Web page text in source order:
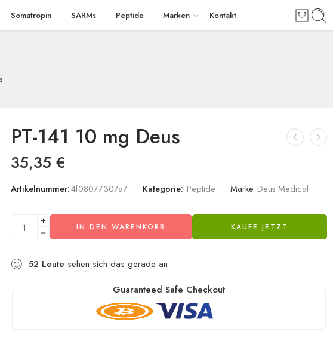
Somatropin SARMs Peptide Marken Kontakt
PT-141 10 mg Deus
35,35 €
Artikelnummer:4f08077307a7 Kategorie: Peptide Marke:Deus Medical
IN DEN WARENKORB KAUFE JETZT
52 Leute sehen sich das gerade an
Guaranteed Safe Checkout